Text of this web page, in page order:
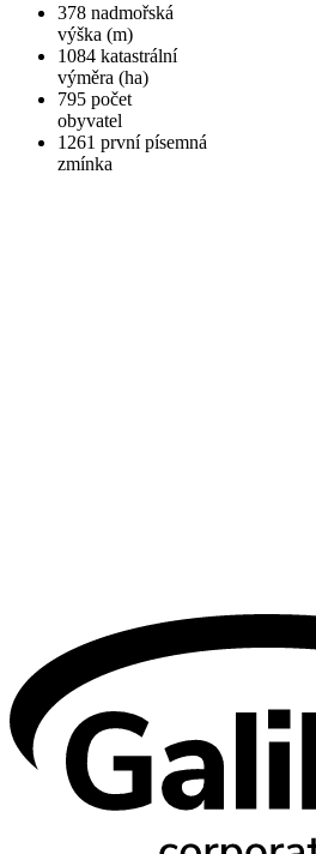
378 nadmořská
výška (m)
1084 katastrální
výměra (ha)
795 počet
obyvatel
1261 první písemná
zmínka